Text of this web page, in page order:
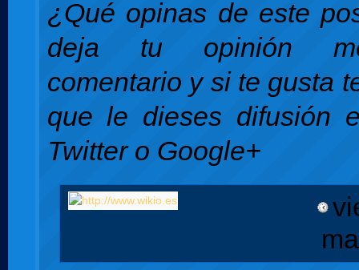
¿Qué opinas de este
deja tu opinión
comentario y si te gusta
que le dieses difusión
Twitter o Google+